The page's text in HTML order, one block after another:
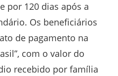
por 120 dias após a
Os beneficiários
de pagamento na
com o valor do
recebido por família